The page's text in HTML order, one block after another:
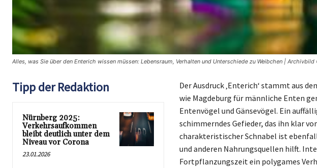
Alles, was Sie über den Enterich wissen müssen: Lebensraum, Verhalten und Unterschiede zu Weibchen |
Tipp der Redaktion
Nürnberg 2025:
Verkehrsaufkommen
bleibt deutlich unter dem
Niveau vor Corona
23.01.2026
Der Ausdruck ‚Enterich‘ stammt aus
wie Magdeburg für männliche Enten
Entenvögel und Gänsevögel. Ein
schimmerndes Gefieder, das ihn klar
charakteristischer Schnabel ist
und anderen Nahrungsquellen hilft.
Fortpflanzungszeit ein polygames